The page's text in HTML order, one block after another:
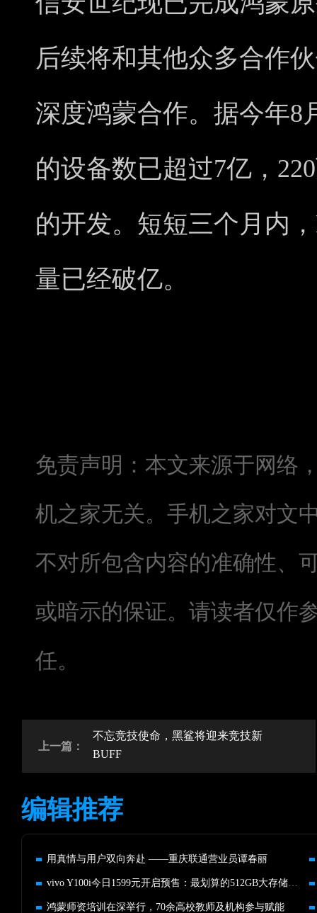
后续将和其他众多合作
深度鸿蒙合作。据今年8
的设备数已超过7亿，
的开发。短短三个月内
量已经破亿。
免责声明：本文来源于网络
机之家无关。手机之家对文
不对所包含内容的准确性、
或暗示的保证。请读者仅作
任。
上一篇：
不忘竞技使命，黑鲨将迎来竞技新
BUFF
编辑推荐
用真情与用户双向奔赴 ——重庆联通营业员谭春丽
vivo Y100i今日1599元开启预售：最划算的512GB大存储手机
鸿蒙师资培训在深举行，70余高校教师及机构参与赋能